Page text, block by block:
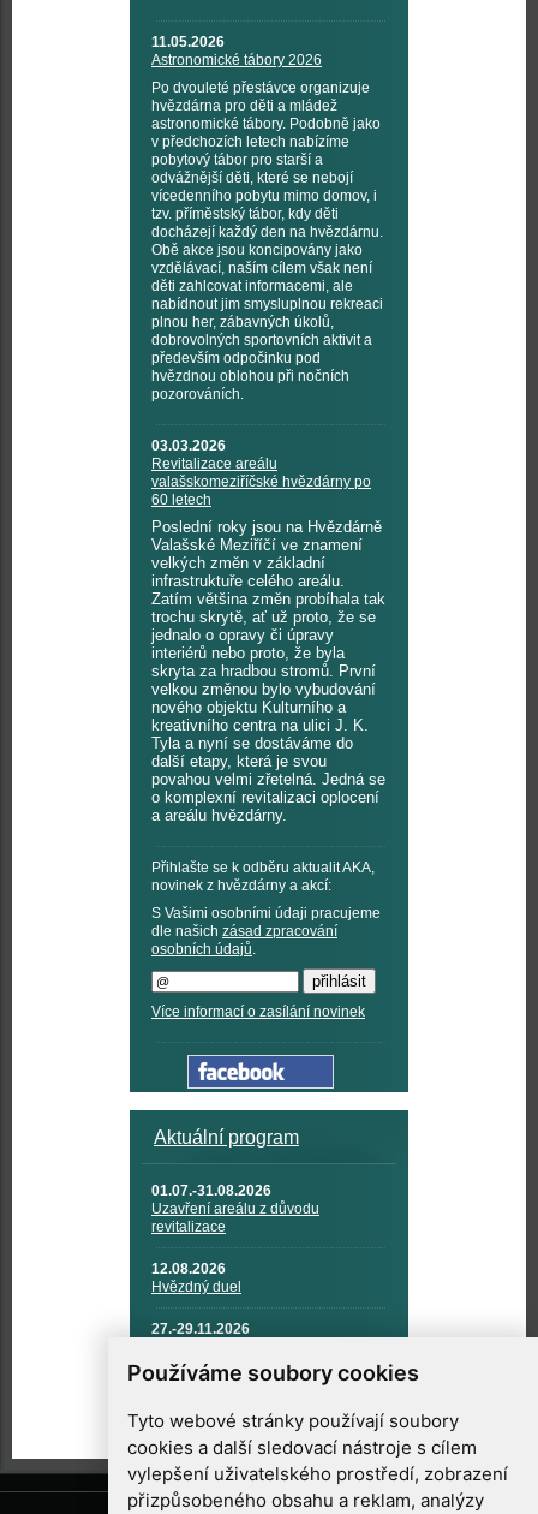
Používáme soubory cookies
Tyto webové stránky používají soubory
cookies a další sledovací nástroje s cílem
vylepšení uživatelského prostředí, zobrazení
přizpůsobeného obsahu a reklam, analýzy
11.05.2026
Astronomické tábory 2026
Po dvouleté přestávce organizuje
hvězdárna pro děti a mládež
astronomické tábory. Podobně jako
v předchozích letech nabízíme
pobytový tábor pro starší a
odvážnější děti, které se nebojí
vícedenního pobytu mimo domov, i
tzv. příměstský tábor, kdy děti
docházejí každý den na hvězdárnu.
Obě akce jsou koncipovány jako
vzdělávací, naším cílem však není
děti zahlcovat informacemi, ale
nabídnout jim smysluplnou rekreaci
plnou her, zábavných úkolů,
dobrovolných sportovních aktivit a
především odpočinku pod
hvězdnou oblohou při nočních
pozorováních.
03.03.2026
Revitalizace areálu
valašskomeziříčské hvězdárny po
60 letech
Poslední roky jsou na Hvězdárně
Valašské Meziříčí ve znamení
velkých změn v základní
infrastruktuře celého areálu.
Zatím většina změn probíhala tak
trochu skrytě, ať už proto, že se
jednalo o opravy či úpravy
interiérů nebo proto, že byla
skryta za hradbou stromů. První
velkou změnou bylo vybudování
nového objektu Kulturního a
kreativního centra na ulici J. K.
Tyla a nyní se dostáváme do
další etapy, která je svou
povahou velmi zřetelná. Jedná se
o komplexní revitalizaci oplocení
a areálu hvězdárny.
Přihlašte se k odběru aktualit AKA,
novinek z hvězdárny a akcí:
S Vašimi osobními údaji pracujeme
dle našich zásad zpracování
osobních údajů.
Více informací o zasílání novinek
Aktuální program
01.07.-31.08.2026
Uzavření areálu z důvodu
revitalizace
12.08.2026
Hvězdný duel
27.-29.11.2026
TECHNIKA A KOSMICKÉ
TECHNOLOGIE